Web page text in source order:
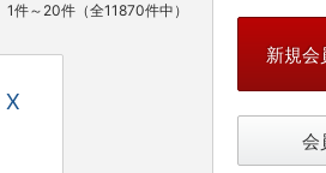
1件～20件（全11870件中）
X
新規会
会